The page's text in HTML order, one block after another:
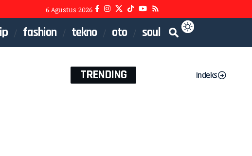
6 Agustus 2026
fashion tekno oto soul
TRENDING Indeks